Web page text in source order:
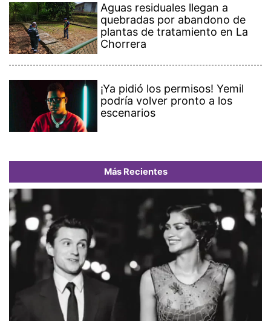
Aguas residuales llegan a
quebradas por abandono de
plantas de tratamiento en La
Chorrera
¡Ya pidió los permisos! Yemil
podría volver pronto a los
escenarios
Más Recientes